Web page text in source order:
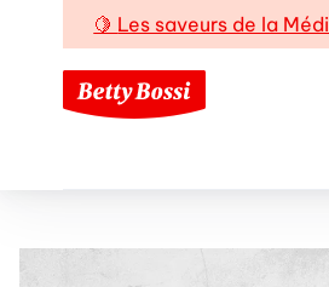
🍋 Les saveurs de la